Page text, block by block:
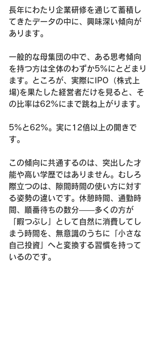
長年にわたり企業研修を通じて蓄積し
てきたデータの中に、興味深い傾向が
あります。
一般的な母集団の中で、ある思考傾向
を持つ方は全体のわずか5%にとどまり
ます。ところが、実際にIPO（株式上
場)を果たした経営者だけを見ると、そ
の比率は62%にまで跳ね上がります。
5%と62%。実に12倍以上の開きで
す。
この傾向に共通するのは、突出した才
能や高い学歴ではありません。むしろ
際立つのは、隙間時間の使い方に対す
る姿勢の違いです。休憩時間、通勤時
間、順番待ちの数分——多くの方が
「暇つぶし」として自然に消費してし
まう時間を、無意識のうちに「小さな
自己投資」へと変換する習慣を持って
いるのです。